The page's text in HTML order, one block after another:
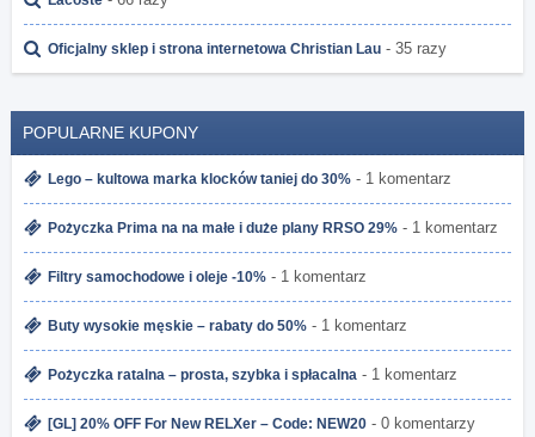
Oficjalny sklep i strona internetowa Christian Lau - 35 razy
POPULARNE KUPONY
Lego – kultowa marka klocków taniej do 30% - 1 komentarz
Pożyczka Prima na na małe i duże plany RRSO 29% - 1 komentarz
Filtry samochodowe i oleje -10% - 1 komentarz
Buty wysokie męskie – rabaty do 50% - 1 komentarz
Pożyczka ratalna – prosta, szybka i spłacalna - 1 komentarz
[GL] 20% OFF For New RELXer – Code: NEW20 - 0 komentarzy